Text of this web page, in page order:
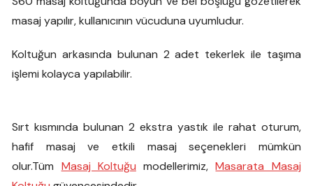
masaj yapılır, kullanıcının vücuduna uyumludur.
Koltuğun arkasında bulunan 2 adet tekerlek ile taşıma
işlemi kolayca yapılabilir.
Sırt kısmında bulunan 2 ekstra yastık ile rahat oturum,
hafif masaj ve etkili masaj seçenekleri mümkün
olur.Tüm Masaj Koltuğu modellerimiz,Masarata Masaj